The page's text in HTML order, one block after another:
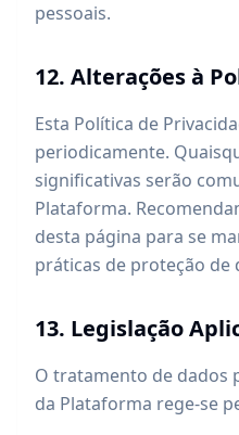
pessoais.
12. Alterações à
Esta Política de
periodicamente.
significativas serão
Plataforma.
desta página para se
práticas de proteção de
13. Legislação
O tratamento de dados
da Plataforma rege-se